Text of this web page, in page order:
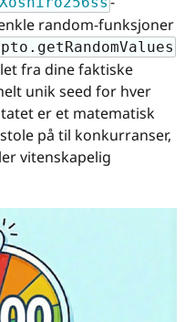
random-funksjoner
fra dine faktiske
unik seed for hver
er et matematisk
på til konkurranser,
vitenskapelig